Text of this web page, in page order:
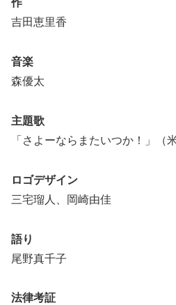
作
吉田恵里香
音楽
森優太
主題歌
「さよーならまたいつか！」（
ロゴデザイン
三宅瑠人、岡崎由佳
語り
尾野真千子
法律考証